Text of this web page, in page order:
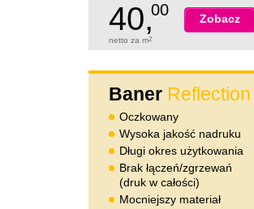
Zobacz
40,00
netto za m2
Baner Reflection
Oczkowany
Wysoka jakość nadruku
Długi okres użytkowania
Brak łączeń/zgrzewań
(druk w całości)
Mocniejszy materiał